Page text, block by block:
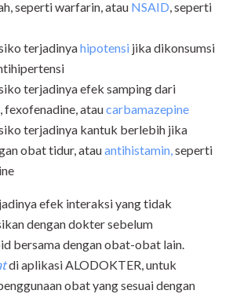
seperti warfarin, atau NSAID, seperti
terjadinyahipotensi jika dikonsumsi
terjadinya efek samping dari
, fexofenadine, ataucarbamazepine
terjadinya kantuk berlebih jika
obat tidur, atauantihistamin,seperti
efek interaksi yang tidak
dengan dokter sebelum
bersama dengan obat-obat lain.
di aplikasi ALODOKTER, untuk
obat yang sesuai dengan